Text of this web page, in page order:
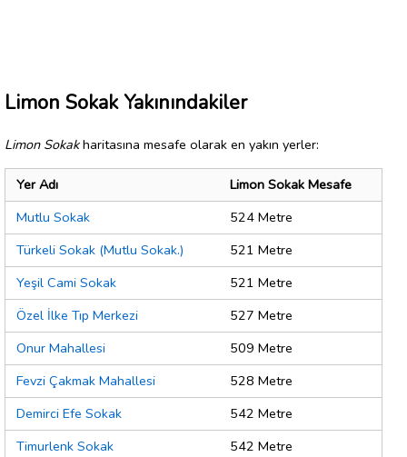
Limon Sokak Yakınındakiler
Limon Sokakharitasına mesafe olarak en yakın yerler:
Yer Adı
Limon Sokak Mesafe
Mutlu Sokak
524 Metre
Türkeli Sokak (Mutlu Sokak.)
521 Metre
Yeşil Cami Sokak
521 Metre
Özel İlke Tıp Merkezi
527 Metre
Onur Mahallesi
509 Metre
Fevzi Çakmak Mahallesi
528 Metre
Demirci Efe Sokak
542 Metre
Timurlenk Sokak
542 Metre